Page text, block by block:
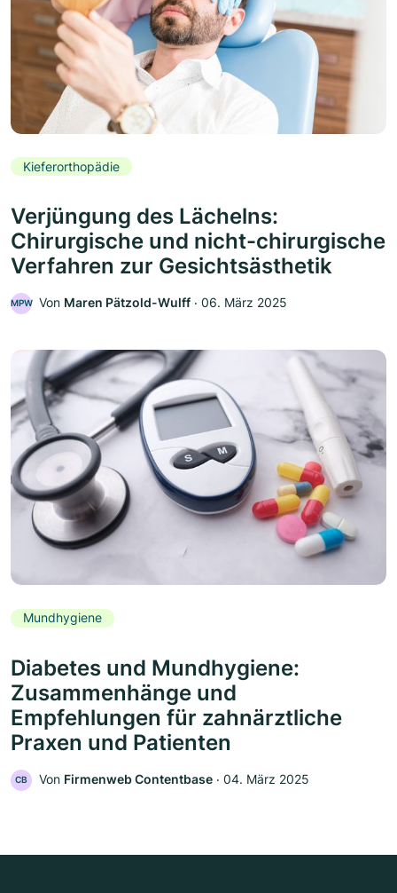
Kieferorthopädie
Verjüngung des Lächelns:
Chirurgische und nicht-chirurgische
Verfahren zur Gesichtsästhetik
MPW Von Maren Pätzold-Wulff ‧ 06. März 2025
Mundhygiene
Diabetes und Mundhygiene:
Zusammenhänge und
Empfehlungen für zahnärztliche
Praxen und Patienten
CB Von Firmenweb Contentbase ‧ 04. März 2025